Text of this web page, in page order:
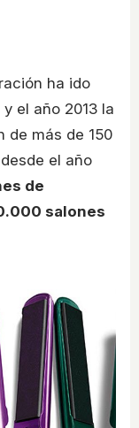
ha ido
el año 2013 la
de más de 150
el año
de
salones